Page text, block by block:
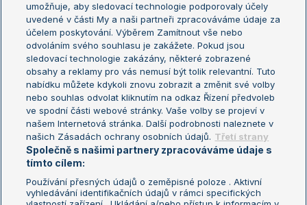
Sázkařský žebříček
Wimbledon
US Open
Turnaj mistrů
Turnaj mistryň
Aktualní trendy
Fotbalové přestupy
Livesport Daily
LS Prague Open
umožňuje, aby sledovací technologie podporovaly účely
uvedené v části My a naši partneři zpracováváme údaje za
účelem poskytování. Výběrem Zamítnout vše nebo
odvoláním svého souhlasu je zakážete. Pokud jsou
sledovací technologie zakázány, některé zobrazené
obsahy a reklamy pro vás nemusí být tolik relevantní. Tuto
nabídku můžete kdykoli znovu zobrazit a změnit své volby
nebo souhlas odvolat kliknutím na odkaz Řízení předvoleb
ve spodní části webové stránky. Vaše volby se projeví v
našem Internetová stránka. Další podrobnosti naleznete v
našich Zásadách ochrany osobních údajů. Třetí strany
Společně s našimi partnery zpracováváme údaje s
tímto cílem:
Používání přesných údajů o zeměpisné poloze . Aktivní
vyhledávání identifikačních údajů v rámci specifických